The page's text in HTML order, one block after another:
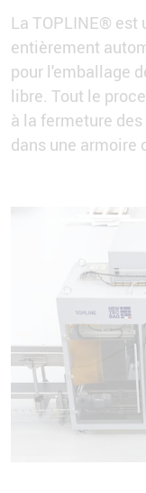
La TOPLINE® est
entièrement
pour l'emballage
libre. Tout le
à la fermeture
dans une armoire